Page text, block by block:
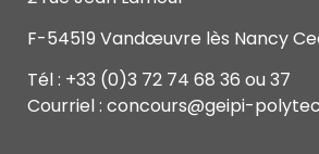
F-54519 Vandœuvre lès Nancy
Tél : +33 (0)3 72 74 68 36 ou 37
Courriel : concours@geipi-